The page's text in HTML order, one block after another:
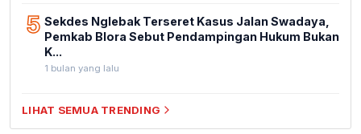
5 Sekdes Nglebak Terseret Kasus Jalan Swadaya,
Pemkab Blora Sebut Pendampingan Hukum Bukan
K...
1 bulan yang lalu
LIHAT SEMUA TRENDING